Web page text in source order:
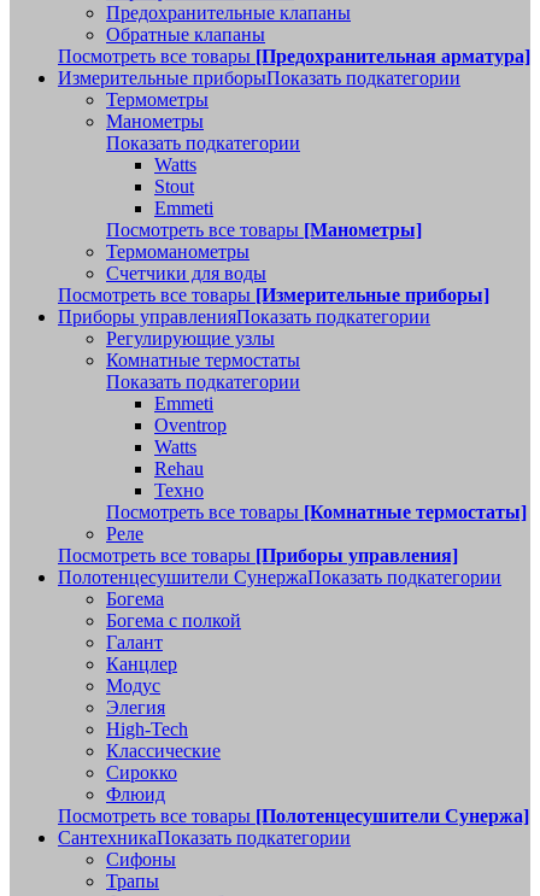
Предохранительные клапаны
Обратные клапаны
Посмотреть все товары [Предохранительная арматура]
Измерительные приборыПоказать подкатегории
Термометры
Манометры
Показать подкатегории
Watts
Stout
Emmeti
Посмотреть все товары [Манометры]
Термоманометры
Счетчики для воды
Посмотреть все товары [Измерительные приборы]
Приборы управленияПоказать подкатегории
Регулирующие узлы
Комнатные термостаты
Показать подкатегории
Emmeti
Oventrop
Watts
Rehau
Техно
Посмотреть все товары [Комнатные термостаты]
Реле
Посмотреть все товары [Приборы управления]
Полотенцесушители СунержаПоказать подкатегории
Богема
Богема с полкой
Галант
Канцлер
Модус
Элегия
High-Tech
Классические
Сирокко
Флюид
Посмотреть все товары [Полотенцесушители Сунержа]
СантехникаПоказать подкатегории
Сифоны
Трапы